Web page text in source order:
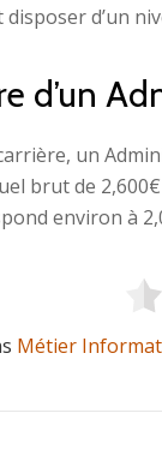
d’un
d’un
un
brut de 2,600€
environ à
Métier